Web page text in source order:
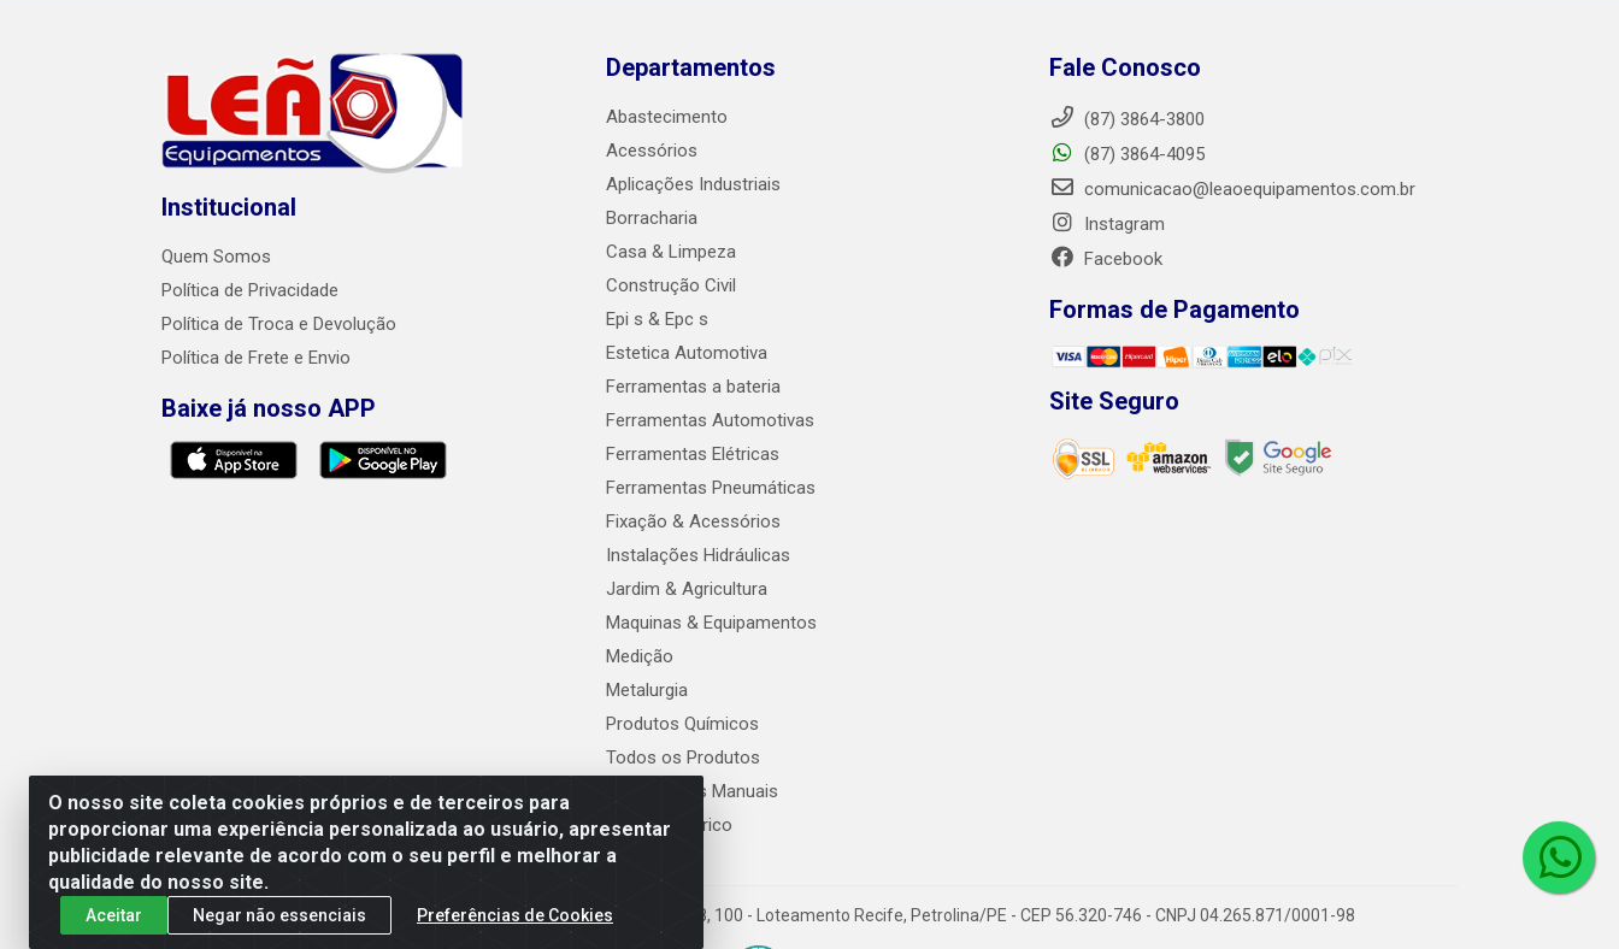
O nosso site coleta cookies próprios e de terceiros para
proporcionar uma experiência personalizada ao usuário, apresentar
publicidade relevante de acordo com o seu perfil e melhorar a
qualidade do nosso site.
Aceitar Negar não essenciais Preferências de Cookies
Institucional
Quem Somos
Política de Privacidade
Política de Troca e Devolução
Política de Frete e Envio
Baixe já nosso APP
Departamentos
Abastecimento
Acessórios
Aplicações Industriais
Borracharia
Casa & Limpeza
Construção Civil
Epi s & Epc s
Estetica Automotiva
Ferramentas a bateria
Ferramentas Automotivas
Ferramentas Elétricas
Ferramentas Pneumáticas
Fixação & Acessórios
Instalações Hidráulicas
Jardim & Agricultura
Maquinas & Equipamentos
Medição
Metalurgia
Produtos Químicos
Todos os Produtos
Ferramentas Manuais
Material Elétrico
Fale Conosco
(87) 3864-3800
(87) 3864-4095
comunicacao@leaoequipamentos.com.br
Instagram
Facebook
Formas de Pagamento
Site Seguro
Leão Equipamentos e Ferramentas LTDA - Rodovia BR 428, 100 - Loteamento Recife, Petrolina/PE - CEP 56.320-746 - CNPJ 04.265.871/0001-98